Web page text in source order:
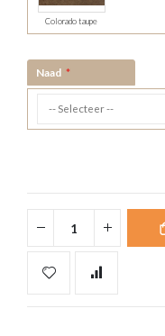
Colorado taupe
Naad